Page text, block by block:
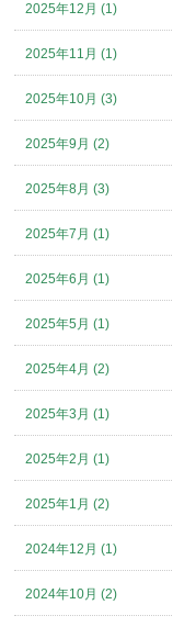
2025年12月 (1)
2025年11月 (1)
2025年10月 (3)
2025年9月 (2)
2025年8月 (3)
2025年7月 (1)
2025年6月 (1)
2025年5月 (1)
2025年4月 (2)
2025年3月 (1)
2025年2月 (1)
2025年1月 (2)
2024年12月 (1)
2024年10月 (2)